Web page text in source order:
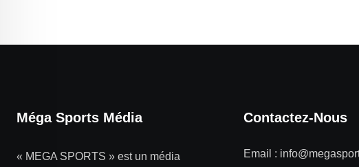
Méga Sports Média
« MEGA SPORTS » est un média
Contactez-Nous
Email :